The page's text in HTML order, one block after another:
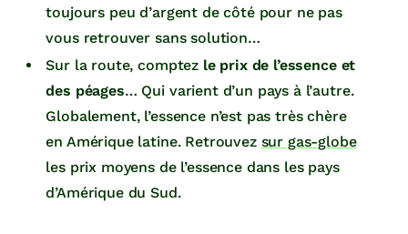
toujours peu d’argent de côté pour ne pas
vous retrouver sans solution…
Sur la route, comptez le prix de l’essence et
des péages… Qui varient d’un pays à l’autre.
Globalement, l’essence n’est pas très chère
en Amérique latine. Retrouvez sur gas-globe
les prix moyens de l’essence dans les pays
d’Amérique du Sud.